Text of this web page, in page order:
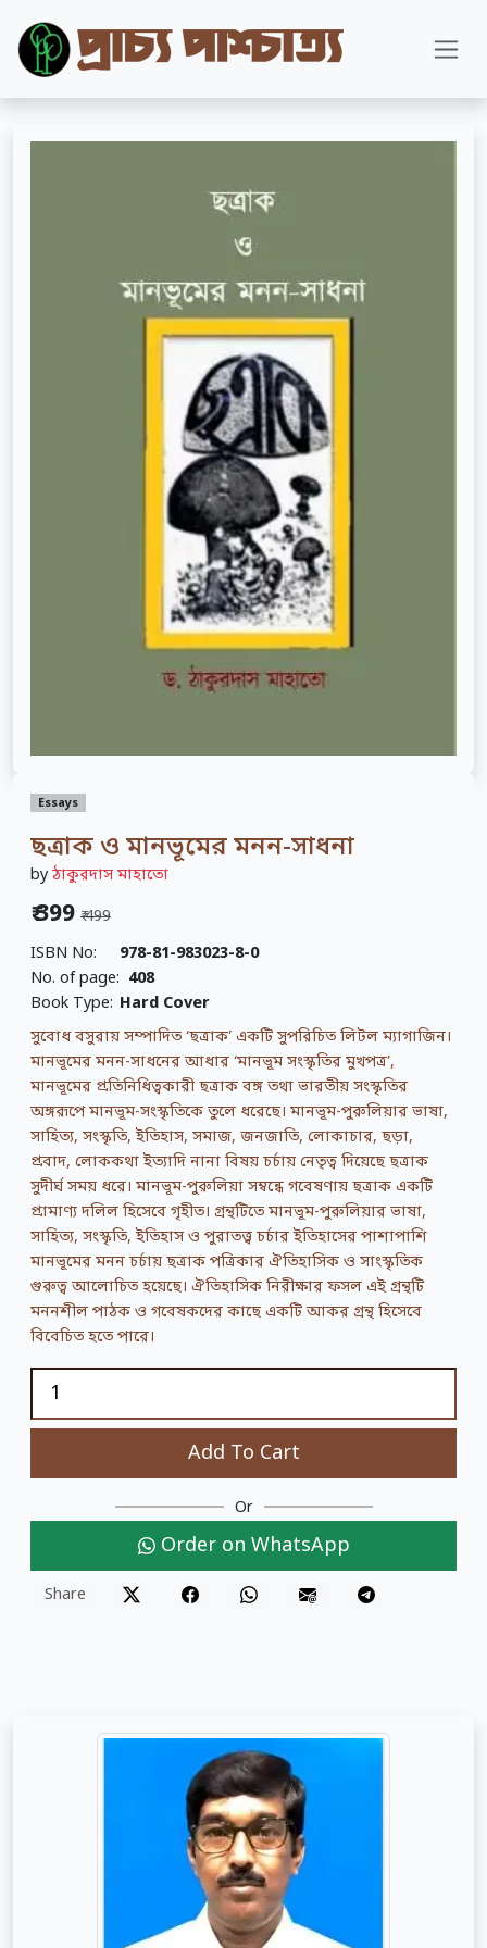
Essays
ছত্রাক ও মানভূমের মনন-সাধনা
by ঠাকুরদাস মাহাতো
₹ 399 ₹ 499
ISBN No:
978-81-983023-8-0
No. of page: 408
Book Type: Hard Cover
সুবোধ বসুরায় সম্পাদিত ‘ছত্রাক’ একটি সুপরিচিত লিটল ম্যাগাজিন।
মানভূমের মনন-সাধনের আধার ‘মানভূম সংস্কৃতির মুখপত্র’,
মানভূমের প্রতিনিধিত্বকারী ছত্রাক বঙ্গ তথা ভারতীয় সংস্কৃতির
অঙ্গরূপে মানভূম-সংস্কৃতিকে তুলে ধরেছে। মানভূম-পুরুলিয়ার ভাষা,
সাহিত্য, সংস্কৃতি, ইতিহাস, সমাজ, জনজাতি, লোকাচার, ছড়া,
প্রবাদ, লোককথা ইত্যাদি নানা বিষয় চর্চায় নেতৃত্ব দিয়েছে ছত্রাক
সুদীর্ঘ সময় ধরে। মানভূম-পুরুলিয়া সম্বন্ধে গবেষণায় ছত্রাক একটি
প্রামাণ্য দলিল হিসেবে গৃহীত। গ্রন্থটিতে মানভূম-পুরুলিয়ার ভাষা,
সাহিত্য, সংস্কৃতি, ইতিহাস ও পুরাতত্ত্ব চর্চার ইতিহাসের পাশাপাশি
মানভূমের মনন চর্চায় ছত্রাক পত্রিকার ঐতিহাসিক ও সাংস্কৃতিক
গুরুত্ব আলোচিত হয়েছে। ঐতিহাসিক নিরীক্ষার ফসল এই গ্রন্থটি
মননশীল পাঠক ও গবেষকদের কাছে একটি আকর গ্রন্থ হিসেবে
বিবেচিত হতে পারে।
Add To Cart
Or
Order on WhatsApp
Share